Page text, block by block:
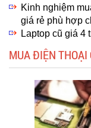
Kinh nghiệm
giá rẻ phù hợp
Laptop cũ giá 4
MUA ĐIỆN THOẠI